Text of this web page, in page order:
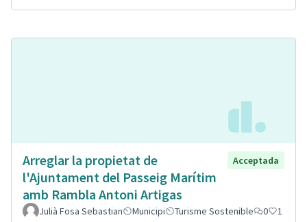
Arreglar la propietat de
l'Ajuntament del Passeig Marítim
amb Rambla Antoni Artigas
Acceptada
Julià Fosa Sebastian Municipi Turisme Sostenible 0 1